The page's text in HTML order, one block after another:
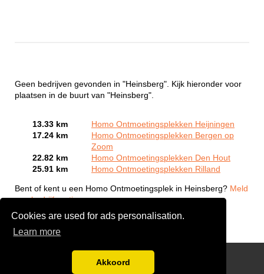
Cookies are used for ads personalisation.
Learn more
Akkoord
Geen bedrijven gevonden in "Heinsberg". Kijk hieronder voor
plaatsen in de buurt van "Heinsberg".
13.33 km
Homo Ontmoetingsplekken Heijningen
17.24 km
Homo Ontmoetingsplekken Bergen op
Zoom
22.82 km
Homo Ontmoetingsplekken Den Hout
25.91 km
Homo Ontmoetingsplekken Rilland
Bent of kent u een Homo Ontmoetingsplek in Heinsberg? Meld
een bedrijf gratis aan